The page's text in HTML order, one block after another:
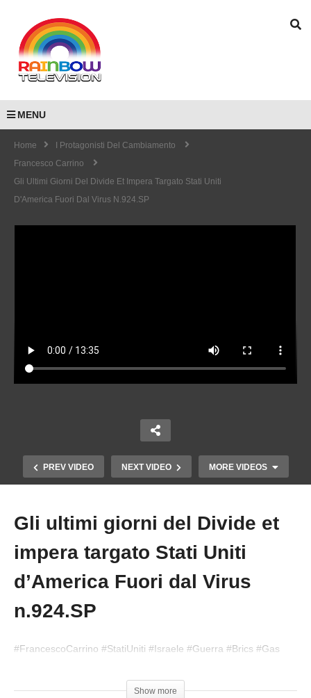
MENU
Home
I Protagonisti Del Cambiamento
Francesco Carrino
Gli Ultimi Giorni Del Divide Et Impera Targato Stati Uniti
D'America Fuori Dal Virus N.924.SP
PREV VIDEO NEXT VIDEO MORE VIDEOS
Copy Embed Code
BANCAROTTA. Fuori dal Virus n.831.SP
Gli ultimi giorni del Divide et
impera targato Stati Uniti
d’America Fuori dal Virus
n.924.SP
#FrancescoCarrino #StatiUniti #Israele #Guerra #Brics #Gas
Show more